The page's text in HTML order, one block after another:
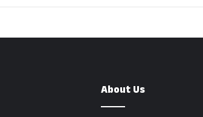
About Us